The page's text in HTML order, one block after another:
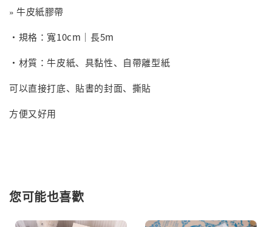
» 牛皮紙膠帶
・規格：寬10cm｜長5m
・材質：牛皮紙、具黏性、自帶離型紙
可以直接打底、貼書的封面、撕貼
方便又好用
您可能也喜歡